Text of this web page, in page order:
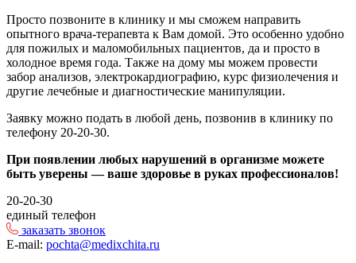
Просто позвоните в клинику и мы сможем направить
опытного врача-терапевта к Вам домой. Это особенно удобно
для пожилых и маломобильных пациентов, да и просто в
холодное время года. Также на дому мы можем провести
забор анализов, электрокардиографию, курс физиолечения и
другие лечебные и диагностические манипуляции.
Заявку можно подать в любой день, позвонив в клинику по
телефону 20-20-30.
При появлении любых нарушений в организме можете
быть уверены — ваше здоровье в руках профессионалов!
20-20-30
единый телефон
заказать звонок
E-mail: pochta@medixchita.ru